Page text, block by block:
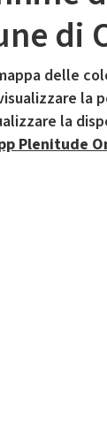
di
delle
la
la
Plenitude